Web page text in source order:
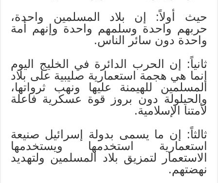
حيث أولاً: إن بلاد المسلمين واحدة،
حربهم واحدة وسلمهم واحدة وإنهم أمة
واحدة دون سائر الناس.
ثانياً: إن الحرب الدائرة في الخليج اليوم
إنما هي هجمة استعمارية صليبية على بلاد
المسلمين للهيمنة عليها ونهب ثرواتها،
والحيلولة دون بروز قوة عسكرية فاعلة
لأمتنا الإسلامية.
ثالثاً: إن ما يسمى بدولة إسرائيل صنيعة
استعمارية استخدمها ويستخدمها
الاستعمار لتمزيق بلاد المسلمين ولتهديد
نهضتهم.